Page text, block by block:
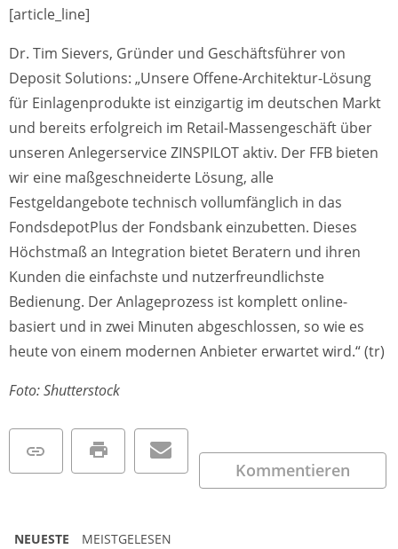
[article_line]
Dr. Tim Sievers, Gründer und Geschäftsführer von
Deposit Solutions: „Unsere Offene-Architektur-Lösung
für Einlagenprodukte ist einzigartig im deutschen Markt
und bereits erfolgreich im Retail-Massengeschäft über
unseren Anlegerservice ZINSPILOT aktiv. Der FFB bieten
wir eine maßgeschneiderte Lösung, alle
Festgeldangebote technisch vollumfänglich in das
FondsdepotPlus der Fondsbank einzubetten. Dieses
Höchstmaß an Integration bietet Beratern und ihren
Kunden die einfachste und nutzerfreundlichste
Bedienung. Der Anlageprozess ist komplett online-
basiert und in zwei Minuten abgeschlossen, so wie es
heute von einem modernen Anbieter erwartet wird.“ (tr)
Foto: Shutterstock
Kommentieren
NEUESTE MEISTGELESEN